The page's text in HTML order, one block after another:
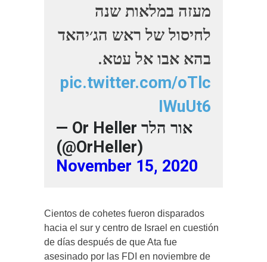
מעזה במלאות שנה
לחיסול של ראש הג׳יהאד
בהא אבו אל עטא.
pic.twitter.com/oTlc
IWuUt6
— Or Heller אור הלר
(@OrHeller)
November 15, 2020
Cientos de cohetes fueron disparados
hacia el sur y centro de Israel en cuestión
de días después de que Ata fue
asesinado por las FDI en noviembre de